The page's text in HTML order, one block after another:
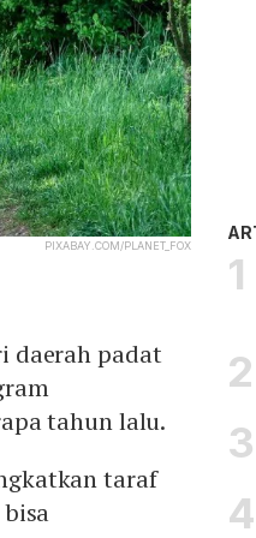
PIXABAY.COM/PLANET_FOX
daerah padat
tahun lalu.
taraf